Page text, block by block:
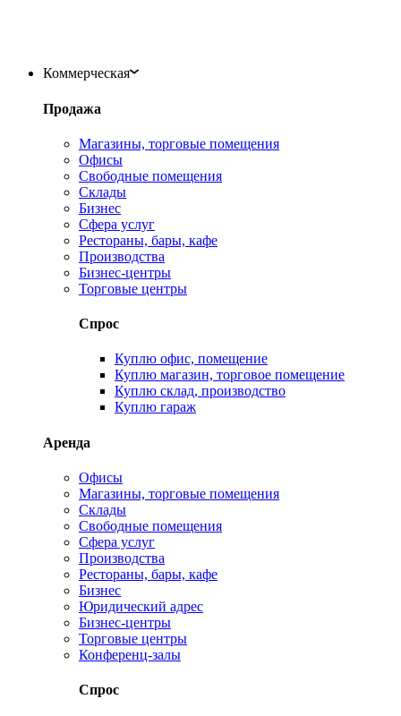
Коммерческая
Продажа
Магазины, торговые помещения
Офисы
Свободные помещения
Склады
Бизнес
Сфера услуг
Рестораны, бары, кафе
Производства
Бизнес-центры
Торговые центры
Спрос
Куплю офис, помещение
Куплю магазин, торговое помещение
Куплю склад, производство
Куплю гараж
Аренда
Офисы
Магазины, торговые помещения
Склады
Свободные помещения
Сфера услуг
Производства
Рестораны, бары, кафе
Бизнес
Юридический адрес
Бизнес-центры
Торговые центры
Конференц-залы
Спрос